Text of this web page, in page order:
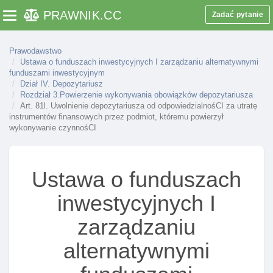
Toggle navigation
PRAWNIK.CC Zadać pytanie
Prawodawstwo
Ustawa o funduszach inwestycyjnych I zarządzaniu alternatywnymi
funduszami inwestycyjnym
Dział IV. Depozytariusz
Rozdział 3.Powierzenie wykonywania obowiązków depozytariusza
Art. 81l. Uwolnienie depozytariusza od odpowiedzialnośCI za utratę
instrumentów finansowych przez podmiot, któremu powierzył
wykonywanie czynnośCI
Ustawa o funduszach
inwestycyjnych I
zarządzaniu
alternatywnymi
Art. 70v. Zawiadomienie o planowanej istotnej
zmianie warunków wykonywania działalnośCI
Art. 70w. Powiadomienie o alternatywnej spółce
inwestycyjnej, którą zamierza zarządzać
zarządzający asi
Art. 70x. Wygaśnięcie zezwolenia na wykonywanie
działalnośCI przez zarządzającego asi
Art. 70z. Przechowywanie dokumentów
alternatywnej spółki inwestycyjnej przez
zarządzającego asi
Art. 70za. Członkostwo zarządzającego asi w izbie
zarządzających funduszami I aktywami
Rozdział 3. Zarejestrowani zarządzający asi